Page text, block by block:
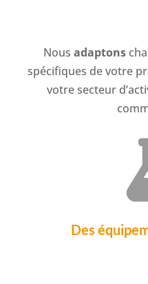
Nous adaptons
spécifiques de votre
votre secteur
Des